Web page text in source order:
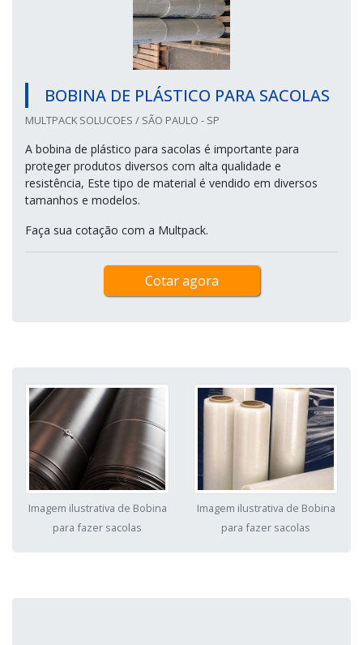
BOBINA DE PLÁSTICO PARA SACOLAS
MULTPACK SOLUCOES / SÃO PAULO - SP
A bobina de plástico para sacolas é importante para
proteger produtos diversos com alta qualidade e
resistência, Este tipo de material é vendido em diversos
tamanhos e modelos.
Faça sua cotação com a Multpack.
Cotar agora
Imagem ilustrativa de Bobina
para fazer sacolas
Imagem ilustrativa de Bobina
para fazer sacolas